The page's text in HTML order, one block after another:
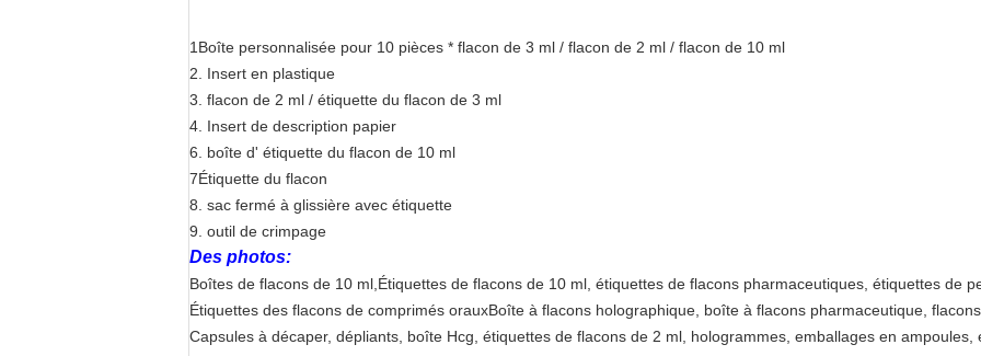
1Boîte personnalisée pour 10 pièces * flacon de 3 ml / flacon de 2 ml / flacon de 10 ml
2. Insert en plastique
3. flacon de 2 ml / étiquette du flacon de 3 ml
4. Insert de description papier
6. boîte d' étiquette du flacon de 10 ml
7Étiquette du flacon
8. sac fermé à glissière avec étiquette
9. outil de crimpage
Des photos:
Boîtes de flacons de 10 ml, Étiquettes de flacons de 10 ml, étiquettes de flacons pharmaceutiques, étiquettes de
Étiquettes des flacons de comprimés orauxBoîte à flacons holographique, boîte à flacons pharmaceutique, flacons
Capsules à décaper, dépliants, boîte Hcg, étiquettes de flacons de 2 ml, hologrammes, emballages en ampoules,